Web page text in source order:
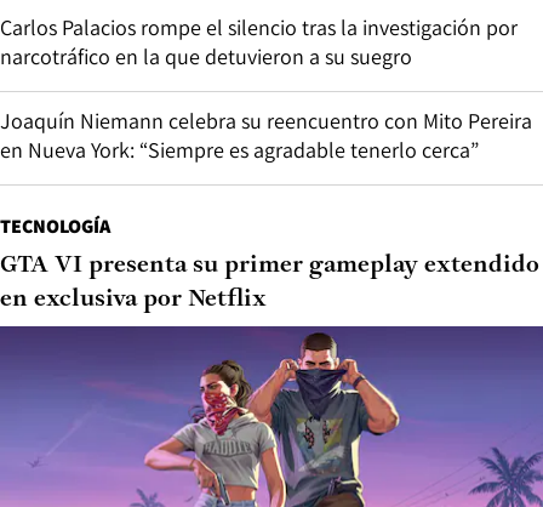
Carlos Palacios rompe el silencio tras la investigación por
narcotráfico en la que detuvieron a su suegro
Joaquín Niemann celebra su reencuentro con Mito Pereira
en Nueva York: “Siempre es agradable tenerlo cerca”
TECNOLOGÍA
GTA VI presenta su primer gameplay extendido
en exclusiva por Netflix